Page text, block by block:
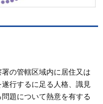
の管轄区域内に居住又は
行するに足る人格、識見
題について熱意を有する